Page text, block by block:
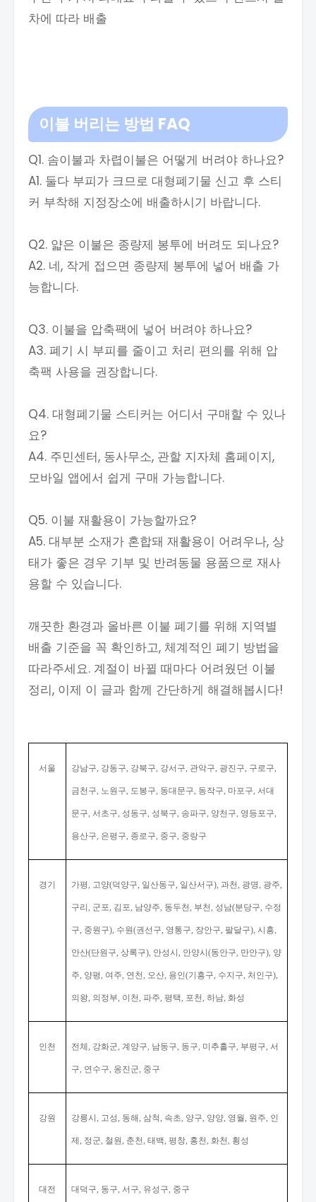
차에 따라 배출
이불 버리는 방법 FAQ
Q1. 솜이불과 차렵이불은 어떻게 버려야 하나요?
A1. 둘다 부피가 크므로 대형폐기물 신고 후 스티
커 부착해 지정장소에 배출하시기 바랍니다.
Q2. 얇은 이불은 종량제 봉투에 버려도 되나요?
A2. 네, 작게 접으면 종량제 봉투에 넣어 배출 가
능합니다.
Q3. 이불을 압축팩에 넣어 버려야 하나요?
A3. 폐기 시 부피를 줄이고 처리 편의를 위해 압
축팩 사용을 권장합니다.
Q4. 대형폐기물 스티커는 어디서 구매할 수 있나
요?
A4. 주민센터, 동사무소, 관할 지자체 홈페이지,
모바일 앱에서 쉽게 구매 가능합니다.
Q5. 이불 재활용이 가능할까요?
A5. 대부분 소재가 혼합돼 재활용이 어려우나, 상
태가 좋은 경우 기부 및 반려동물 용품으로 재사
용할 수 있습니다.
깨끗한 환경과 올바른 이불 폐기를 위해 지역별
배출 기준을 꼭 확인하고, 체계적인 폐기 방법을
따라주세요. 계절이 바뀔 때마다 어려웠던 이불
정리, 이제 이 글과 함께 간단하게 해결해봅시다!
서울 강남구, 강동구, 강북구, 강서구, 관악구, 광진구, 구로구,
금천구, 노원구, 도봉구, 동대문구, 동작구, 마포구, 서대
문구, 서초구, 성동구, 성북구, 송파구, 양천구, 영등포구,
용산구, 은평구, 종로구, 중구, 중랑구
경기 가평, 고양(덕양구, 일산동구, 일산서구), 과천, 광명, 광주,
구리, 군포, 김포, 남양주, 동두천, 부천, 성남(분당구, 수정
구, 중원구), 수원(권선구, 영통구, 장안구, 팔달구), 시흥,
안산(단원구, 상록구), 안성시, 안양시(동안구, 만안구), 양
주, 양평, 여주, 연천, 오산, 용인(기흥구, 수지구, 처인구),
의왕, 의정부, 이천, 파주, 평택, 포천, 하남, 화성
인천 전체, 강화군, 계양구, 남동구, 동구, 미추홀구, 부평구, 서
구, 연수구, 옹진군, 중구
강원 강릉시, 고성, 동해, 삼척, 속초, 양구, 양양, 영월, 원주, 인
제, 정군, 철원, 춘천, 태백, 평창, 홍천, 화천, 횡성
대전 대덕구, 동구, 서구, 유성구, 중구